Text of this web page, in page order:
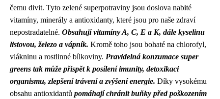
čemu divit. Tyto zelené superpotraviny jsou doslova nabité
vitamíny, minerály a antioxidanty, které jsou pro naše zdraví
nepostradatelné. Obsahují vitamíny A, C, E a K, dále kyselinu
listovou, železo a vápník. Kromě toho jsou bohaté na chlorofyl,
vlákninu a rostlinné bílkoviny. Pravidelná konzumace super
greens tak může přispět k posílení imunity, detoxikaci
organismu, zlepšení trávení a zvýšení energie. Díky vysokému
obsahu antioxidantů pomáhají chránit buňky před poškozením